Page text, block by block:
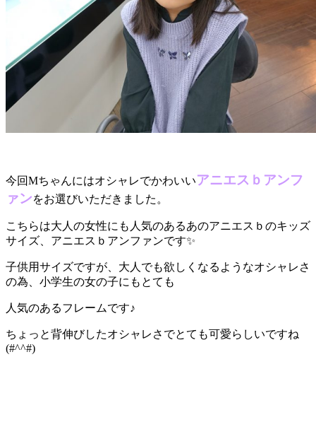
今回Mちゃんにはオシャレでかわいいアニエスｂアンフ
ァンをお選びいただきました。
こちらは大人の女性にも人気のあるあのアニエスｂのキッズ
サイズ、アニエスｂアンファンです✨
子供用サイズですが、大人でも欲しくなるようなオシャレさ
の為、小学生の女の子にもとても
人気のあるフレームです♪
ちょっと背伸びしたオシャレさでとても可愛らしいですね
(#^^#)